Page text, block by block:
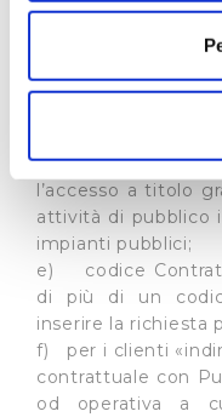
Con il tuo consenso,
raccogliere
Identificare il
attivamente alla
(impronte digitali).
Approfondisci come
e imposta le tue
modificare o ritirare il
dalla Dichiarazione
b) codice fiscale;
d)
di un servizio
l’accesso a titolo
attività di pubblico
impianti pubblici;
e) codice
di più di un
inserire la richiesta
f) per i clienti
contrattuale con
od operativa a